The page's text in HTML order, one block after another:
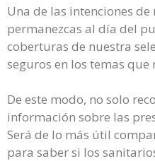
Una de las intenciones
permanezcas al día del
coberturas de nuestra
seguros en los temas que
De este modo, no solo
información sobre las
Será de lo más útil
para saber si los